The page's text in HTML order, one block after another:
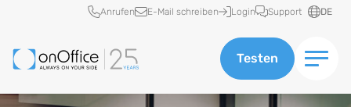
Schnellzugriff
Anrufen E-Mail schreiben Login Support DE
Testen